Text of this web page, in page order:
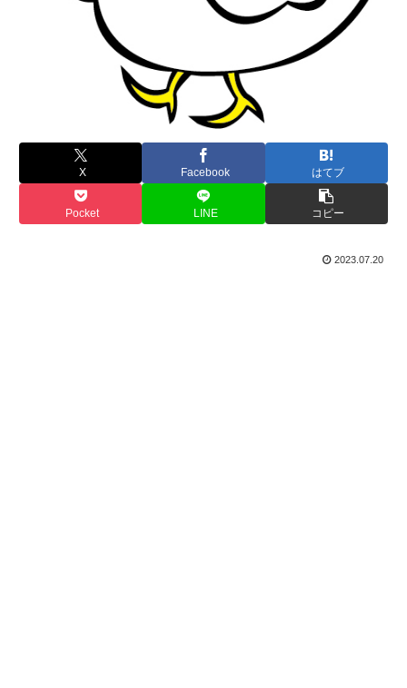
X Facebook はてブ
Pocket LINE コピー
2023.07.20